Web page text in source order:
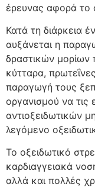
έρευνας αφορά το
Κατά τη διάρκεια
αυξάνεται η
δραστικών
κύτταρα,
παραγωγή τους
οργανισμού να
αντιοξειδωτικών
λεγόμενο
Το οξειδωτικό
καρδιαγγειακά
αλλά και πολλές